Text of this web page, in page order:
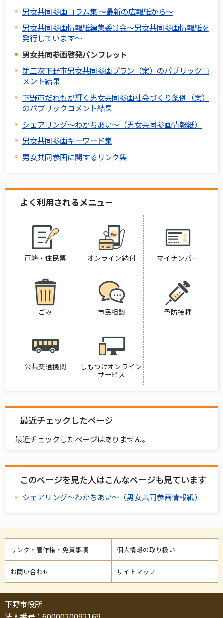
男女共同参画コラム集 ～最新の広報紙から～
男女共同参画情報紙編集委員会～男女共同参画情報紙を
発行しています～
男女共同参画啓発パンフレット
第二次下野市男女共同参画プラン（案）のパブリックコ
メント結果
下野市だれもが輝く男女共同参画社会づくり条例（案）
のパブリックコメント結果
シェアリング～わかちあい～（男女共同参画情報紙）
男女共同参画キーワード集
男女共同参画に関するリンク集
よく利用されるメニュー
戸籍・住民票 オンライン納付 マイナンバー
ごみ 市民相談 予防接種
公共交通機関
しもつけオンライン
サービス
最近チェックしたページ
最近チェックしたページはありません。
このページを見た人はこんなページも見ています
シェアリング～わかちあい～（男女共同参画情報紙）
リンク・著作権・免責事項 個人情報の取り扱い
お問い合わせ サイトマップ
下野市役所